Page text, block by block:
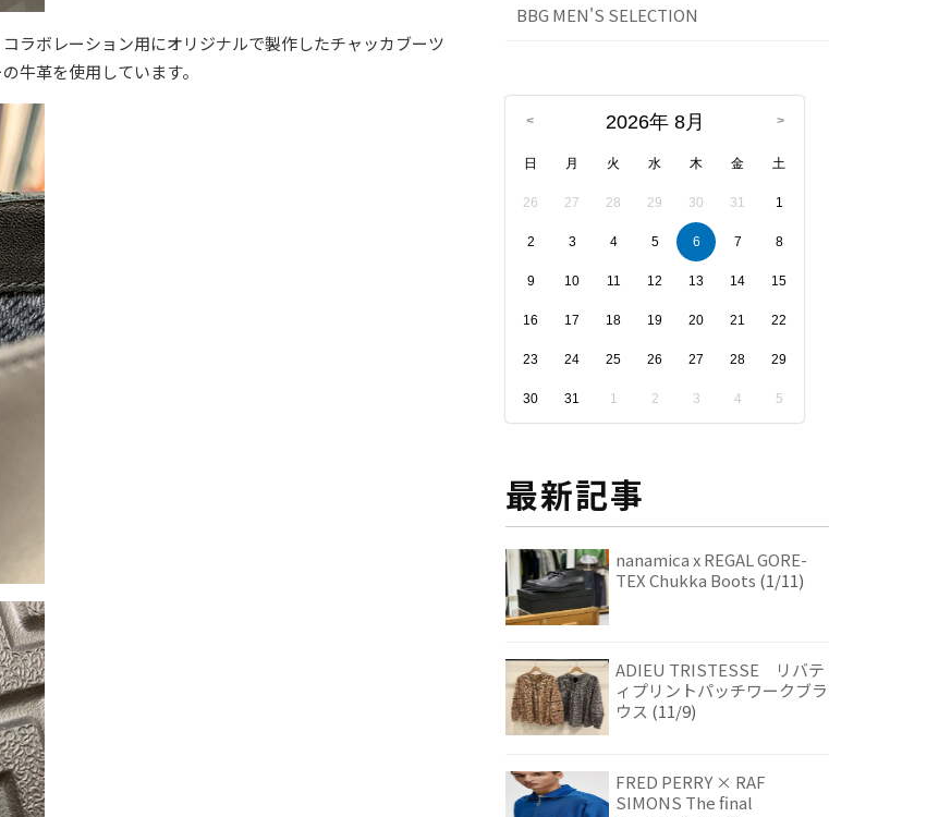
ラボレーション用にオリジナルで製作したチャッカブーツ
牛革を使用しています。
BBG MEN'S SELECTION
2026年 8月
日 月 火 水 木 金 土
26 27 28 29 30 31 1
2 3 4 5 6 7 8
9 10 11 12 13 14 15
16 17 18 19 20 21 22
23 24 25 26 27 28 29
30 31 1 2 3 4 5
最新記事
nanamica x REGAL GORE-
TEX Chukka Boots (1/11)
ADIEU TRISTESSE リバテ
ィプリントパッチワークブラ
ウス (11/9)
FRED PERRY × RAF
SIMONS The final